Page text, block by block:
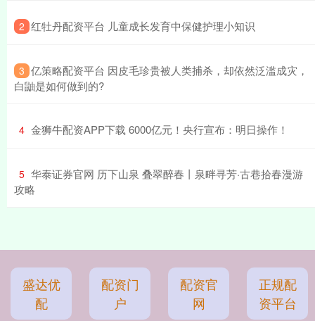
2 ​红牡丹配资平台 儿童成长发育中保健护理小知识
3 ​亿策略配资平台 因皮毛珍贵被人类捕杀，却依然泛滥成灾，
白鼬是如何做到的?
4 ​金狮牛配资APP下载 6000亿元！央行宣布：明日操作！
5 ​华泰证券官网 历下山泉 叠翠醉春丨泉畔寻芳·古巷拾春漫游
攻略
盛达优
配
配资门
户
配资官
网
正规配
资平台